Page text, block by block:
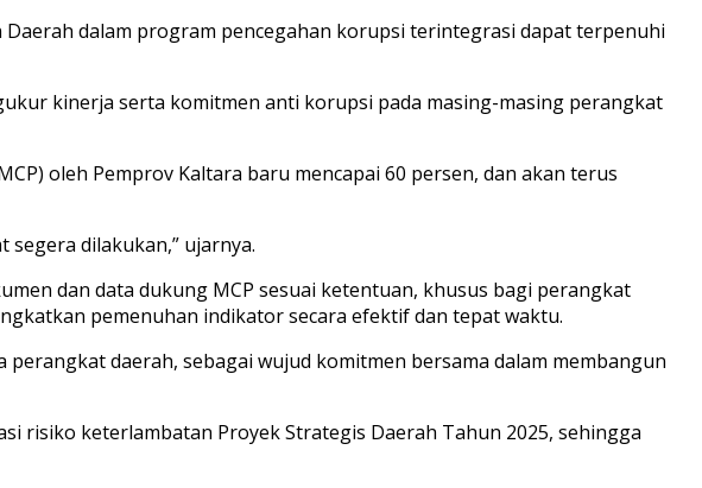
dalam program pencegahan korupsi terintegrasi dapat terpenuhi
kinerja serta komitmen anti korupsi pada masing-masing perangkat
oleh Pemprov Kaltara baru mencapai 60 persen, dan akan terus
dilakukan,” ujarnya.
dan data dukung MCP sesuai ketentuan, khusus bagi perangkat
pemenuhan indikator secara efektif dan tepat waktu.
daerah, sebagai wujud komitmen bersama dalam membangun
risiko keterlambatan Proyek Strategis Daerah Tahun 2025, sehingga